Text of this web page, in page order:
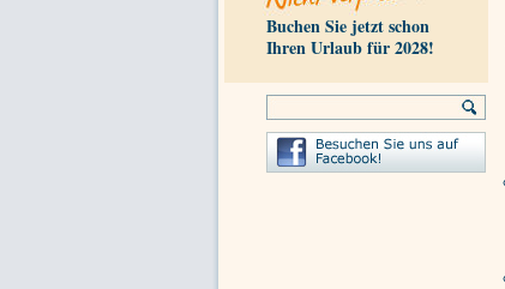
Buchen Sie jetzt schon
Ihren Urlaub für 2028!